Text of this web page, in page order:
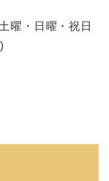
曜・日曜・祝日